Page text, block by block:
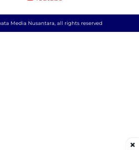
Media Nusantara, all rights reserved
×